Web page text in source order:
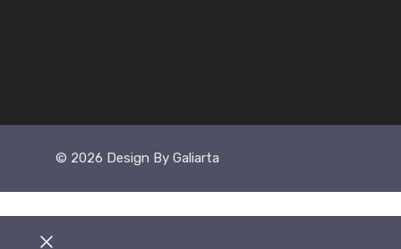
© 2026 Design By Galiarta